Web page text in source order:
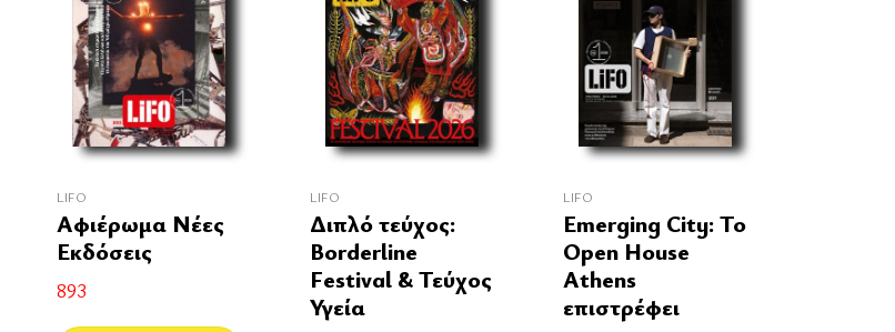
LIFO
Αφιέρωμα Νέες
Εκδόσεις
893
LIFO
Διπλό τεύχος:
Borderline
Festival & Τεύχος
Υγεία
LIFO
Emerging City: Το
Open House
Athens
επιστρέφει